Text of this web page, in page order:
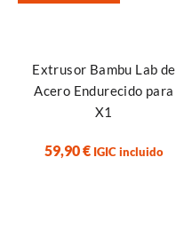
Extrusor Bambu Lab de
Acero Endurecido para
X1
59,90€ IGIC incluido